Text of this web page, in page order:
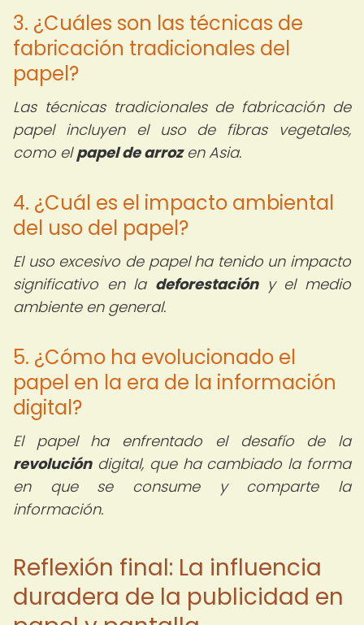
3. ¿Cuáles son las técnicas de
fabricación tradicionales del
papel?
Las técnicas tradicionales de fabricación de
papel incluyen el uso de fibras vegetales,
como elpapel de arrozen Asia.
4. ¿Cuál es el impacto ambiental
del uso del papel?
El uso excesivo de papel ha tenido un impacto
significativo en la deforestacióny el medio
ambiente en general.
5. ¿Cómo ha evolucionado el
papel en la era de la información
digital?
El papel ha enfrentado el desafío de la
revolucióndigital, que ha cambiado la forma
en que se consume y comparte la
información.
Reflexión final: La influencia
duradera de la publicidad en